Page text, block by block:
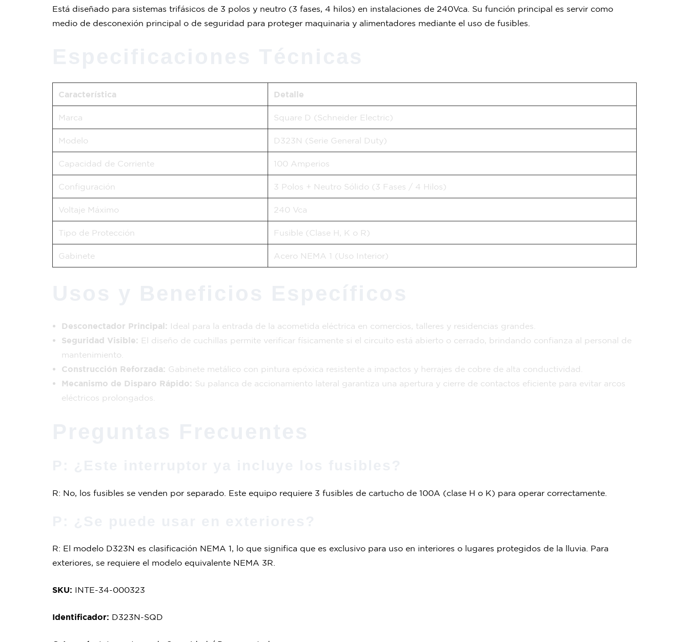
Está diseñado para sistemas trifásicos de 3 polos y neutro (3 fases, 4 hilos) en instalaciones de 240Vca. Su función principal es servir como
medio de desconexión principal o de seguridad para proteger maquinaria y alimentadores mediante el uso de fusibles.
Característica Detalle
Marca Square D (Schneider Electric)
Modelo D323N (Serie General Duty)
Capacidad de Corriente 100 Amperios
Configuración 3 Polos + Neutro Sólido (3 Fases / 4 Hilos)
Voltaje Máximo 240 Vca
Tipo de Protección Fusible (Clase H, K o R)
Gabinete Acero NEMA 1 (Uso Interior)
Desconectador Principal: Ideal para la entrada de la acometida eléctrica en comercios, talleres y residencias grandes.
Seguridad Visible: El diseño de cuchillas permite verificar físicamente si el circuito está abierto o cerrado, brindando confianza al personal de
mantenimiento.
Construcción Reforzada: Gabinete metálico con pintura epóxica resistente a impactos y herrajes de cobre de alta conductividad.
Mecanismo de Disparo Rápido: Su palanca de accionamiento lateral garantiza una apertura y cierre de contactos eficiente para evitar arcos
eléctricos prolongados.
R: No, los fusibles se venden por separado. Este equipo requiere 3 fusibles de cartucho de 100A (clase H o K) para operar correctamente.
R: El modelo D323N es clasificación NEMA 1, lo que significa que es exclusivo para uso en interiores o lugares protegidos de la lluvia. Para
exteriores, se requiere el modelo equivalente NEMA 3R.
SKU: INTE-34-000323
Identificador: D323N-SQD